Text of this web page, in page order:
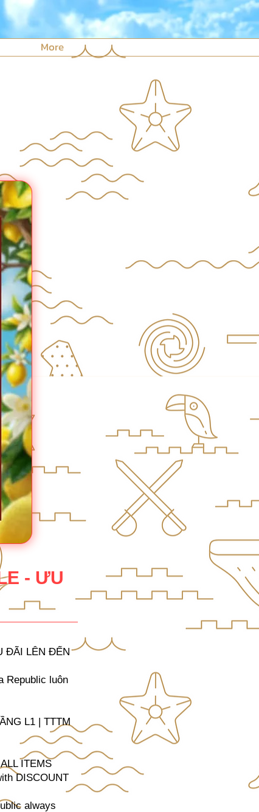
More
- ƯU
ĐÃI LÊN ĐẾN
Republic luôn
L1 | TTTM
ITEMS
DISCOUNT
always